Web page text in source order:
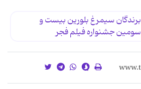
برندگان سیمرغ بلورین بیست و
سومین جشنواره فیلم فجر